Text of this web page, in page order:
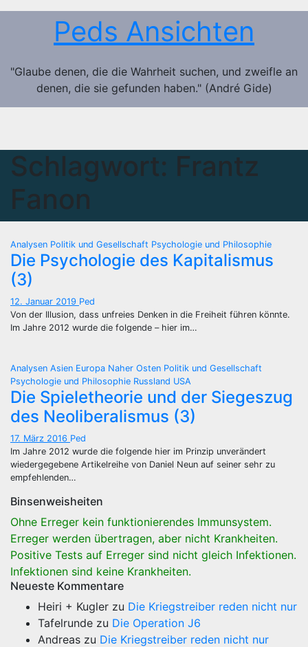
Zum
Peds Ansichten
"Glaube denen, die die Wahrheit suchen, und zweifle an
denen, die sie gefunden haben." (André Gide)
Schlagwort: Frantz
Fanon
Analysen Politik und Gesellschaft Psychologie und Philosophie
Die Psychologie des Kapitalismus
(3)
12. Januar 2019 Ped
Von der Illusion, dass unfreies Denken in die Freiheit führen könnte.
Im Jahre 2012 wurde die folgende – hier im…
Analysen Asien Europa Naher Osten Politik und Gesellschaft
Psychologie und Philosophie Russland USA
Die Spieletheorie und der Siegeszug
des Neoliberalismus (3)
17. März 2016 Ped
Im Jahre 2012 wurde die folgende hier im Prinzip unverändert
wiedergegebene Artikelreihe von Daniel Neun auf seiner sehr zu
empfehlenden…
Binsenweisheiten
Ohne Erreger kein funktionierendes Immunsystem.
Erreger werden übertragen, aber nicht Krankheiten.
Positive Tests auf Erreger sind nicht gleich Infektionen.
Infektionen sind keine Krankheiten.
Neueste Kommentare
Heiri + Kugler zu Die Kriegstreiber reden nicht nur
Tafelrunde zu Die Operation J6
Andreas zu Die Kriegstreiber reden nicht nur